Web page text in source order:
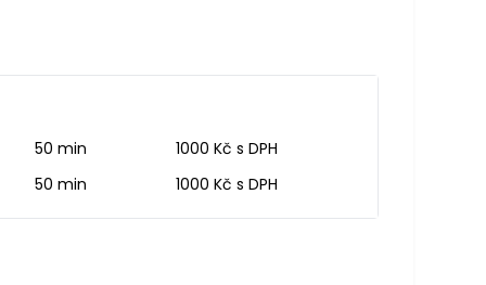
50 min
1000 Kč s DPH
50 min
1000 Kč s DPH